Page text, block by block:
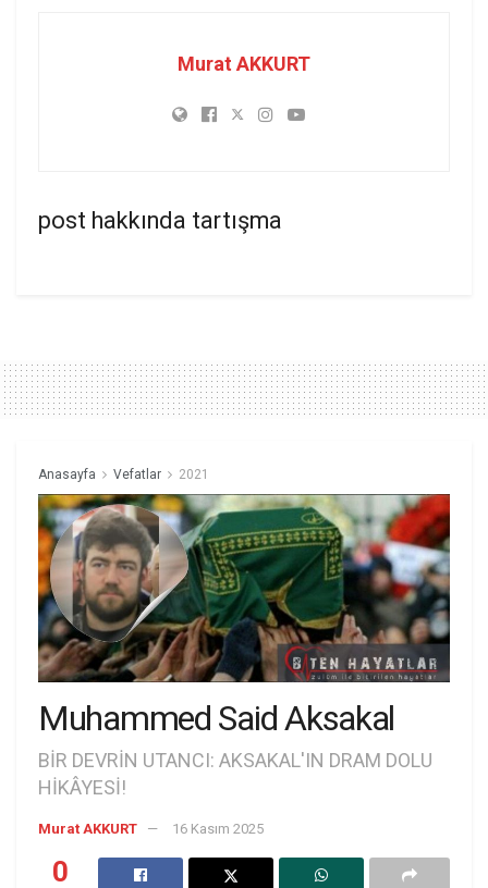
Murat AKKURT
post hakkında tartışma
Anasayfa Vefatlar 2021
Muhammed Said Aksakal
BİR DEVRİN UTANCI: AKSAKAL'IN DRAM DOLU
HİKÂYESİ!
Murat AKKURT 16 Kasım 2025
0